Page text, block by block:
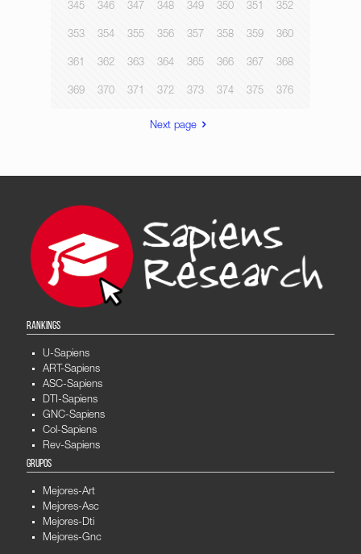
345 346 347 348 349 350 351 352
353 354 355 356 357 358 359 360
361 362 363 364 365 366 367 368
369 370 371 372 373 374 375 376
Next page
RANKINGS
U-Sapiens
ART-Sapiens
ASC-Sapiens
DTI-Sapiens
GNC-Sapiens
Col-Sapiens
Rev-Sapiens
GRUPOS
Mejores-Art
Mejores-Asc
Mejores-Dti
Mejores-Gnc